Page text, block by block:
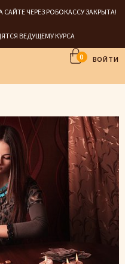
САЙТЕ ЧЕРЕЗ РОБОКАССУ ЗАКРЫТА!
ВЕДУЩЕМУ КУРСА
0 ВОЙТИ